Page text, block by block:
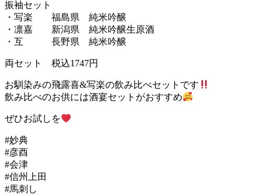
振袖セット
・写楽 福島県 純米吟醸
・凛嘉 新潟県 純米吟醸生原酒
・互 長野県 純米吟醸
両セット 税込1747円
お馴染みの飛露喜&写楽の飲み比べセットです
飲み比べのお供には酒宴セットがおすすめ
ぜひお試しを
#妙典
#彦酉
#会津
#信州上田
#馬刺し